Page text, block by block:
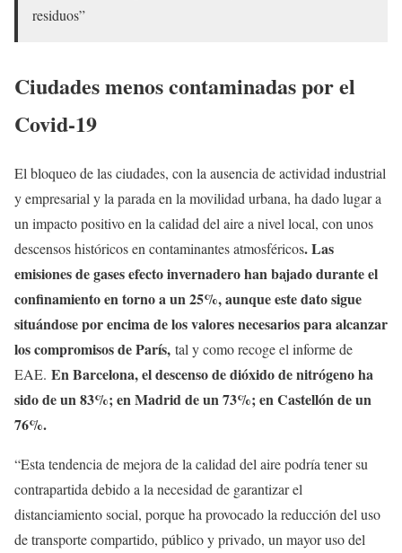
residuos”
Ciudades menos contaminadas por el
Covid-19
El bloqueo de las ciudades, con la ausencia de actividad industrial
y empresarial y la parada en la movilidad urbana, ha dado lugar a
un impacto positivo en la calidad del aire a nivel local, con unos
descensos históricos en contaminantes atmosféricos. Las
emisiones de gases efecto invernadero han bajado durante el
confinamiento en torno a un 25%, aunque este dato sigue
situándose por encima de los valores necesarios para alcanzar
los compromisos de París, tal y como recoge el informe de
EAE. En Barcelona, el descenso de dióxido de nitrógeno ha
sido de un 83%; en Madrid de un 73%; en Castellón de un
76%.
“Esta tendencia de mejora de la calidad del aire podría tener su
contrapartida debido a la necesidad de garantizar el
distanciamiento social, porque ha provocado la reducción del uso
de transporte compartido, público y privado, un mayor uso del